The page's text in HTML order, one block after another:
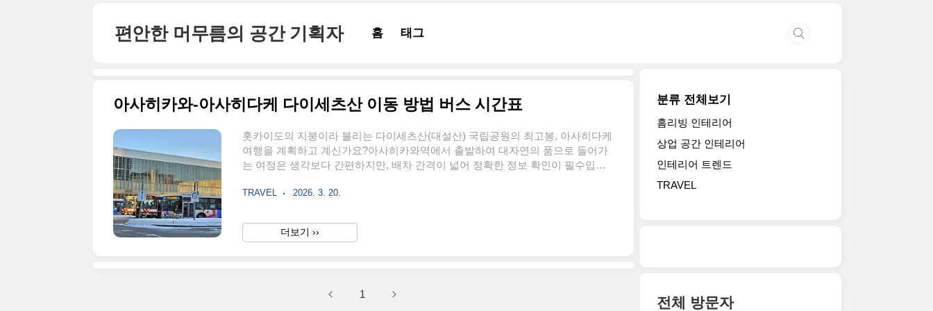
편안한 머무름의 공간 기획자 홈 태그
아사히카와-아사히다케 다이세츠산 이동 방법 버스 시간표
홋카이도의 지붕이라 불리는 다이세츠산(대설산) 국립공원의 최고봉, 아사히다케
여행을 계획하고 계신가요?아사히카와역에서 출발하여 대자연의 품으로 들어가
는 여정은 생각보다 간편하지만, 배차 간격이 넓어 정확한 정보 확인이 필수입니
를 상세하게 알려 드릴게요.홋카이도 북부 여행의 하이라이트인 아사히다케 트래
히다케(대설산)의 매력과 여행 준비홋카이도 중앙부에 위치한 다이세츠산(대설
산) 국립공원은 일본에서 가장 먼저 단풍이 들고, 가장 늦게까지 눈을 볼 수 있는
TRAVEL 2026. 3. 20.
더보기 ››
1
분류 전체보기
홈리빙 인테리어
상업 공간 인테리어
인테리어 트렌드
TRAVEL
전체 방문자